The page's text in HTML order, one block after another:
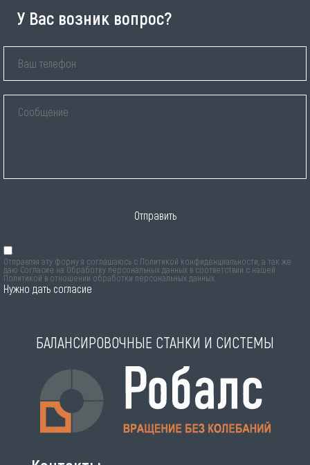
У Вас возник вопрос?
Отправить
Отправляя эту форму я соглашаюсь с Политикой конфиденциальности , а так же
даю Согласие на Обработку персональных данных в соответствии с нашей
Политикой в отношении обработки персональных данных
Нужно дать согласие
БАЛАНСИРОВОЧНЫЕ СТАНКИ И СИСТЕМЫ